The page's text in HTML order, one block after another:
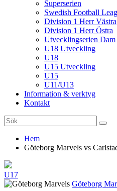
Superserien
Swedish Football
Division 1 Herr Västra
Division 1 Herr Östra
Utvecklingserien Dam
U18 Utveckling
U18
U15 Utveckling
U15
U11/U13
Information & verktyg
Kontakt
Search
for:
Hem
Göteborg Marvels vs
U17
Göteborg